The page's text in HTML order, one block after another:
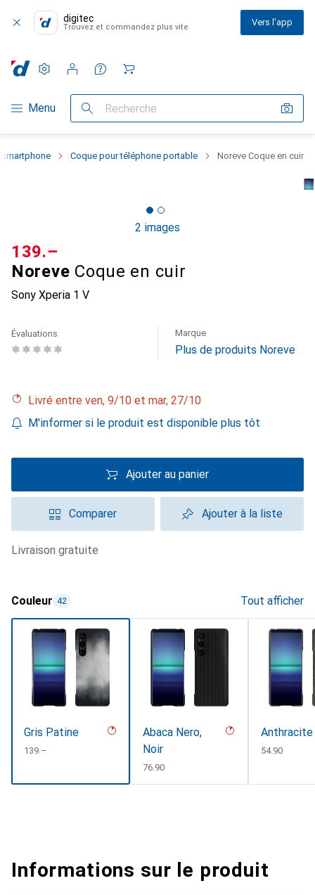
digitec
Trouvez et commandez plus vite Vers l'app
Navigation par catégorie
Menu Recherche
Paramètres
Compte client
Listes de comparaison
Listes d'envies
Panier
Coque pour téléphone portable Noreve Coque en cuir
2 images
Noreve Coque en cuir
Sony Xperia 1 V
CHF
139.–
Évaluations Marque
Plus de produits Noreve
Livré entre ven, 9/10 et mar, 27/10
M'informer si le produit est disponible plus tôt
Ajouter au panier
Comparer Ajouter à la liste
livraison gratuite
Couleur 42 Tout afficher
Gris Patine
CHF
139.–
Abaca Nero,
Noir
CHF
76.90
Anthracite
CHF
54.90
Informations sur le produit